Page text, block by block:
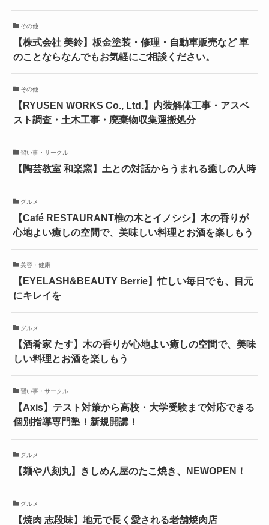
その他
【株式会社 美鈴】板金塗装・修理・自動車販売など 車
のことならなんでもお気軽にご相談ください。
その他
【RYUSEN WORKS Co., Ltd.】内装解体工事・アスベ
スト調査・土木工事・廃棄物収集運搬処分
習い事・サークル
【陶芸教室 和楽窯】土との対話からうまれる癒しの人時
グルメ
【Café RESTAURANT椎の木とイノシシ】木の香りが
心地よい癒しの空間で、美味しい料理とお酒を楽しもう
美容・健康
【EYELASH&BEAUTY Berrie】忙しい毎日でも、目元
にキレイを
グルメ
【酒肴家 たす】木の香りが心地よい癒しの空間で、美味
しい料理とお酒を楽しもう
習い事・サークル
【Axis】テスト対策から高校・大学受験まで対応できる
個別指導専門塾！新規開講！
グルメ
【麺や八刻丸】きしめん屋のたこ焼き、NEWOPEN！
グルメ
【焼肉 志段味】地元で長く愛される老舗焼肉店